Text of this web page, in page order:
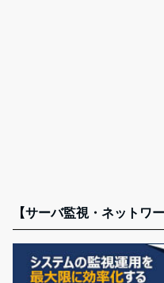
【サーバ監視・ネットワ